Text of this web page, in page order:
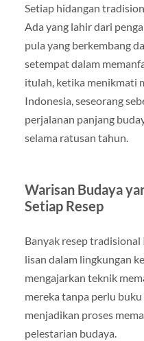
Setiap hidangan
Ada yang lahir dari
pula yang berkembang
setempat dalam
itulah, ketika menikmati
Indonesia, seseorang
perjalanan panjang
selama ratusan tahun.
Warisan Budaya
Setiap Resep
Banyak resep
lisan dalam lingkungan
mengajarkan teknik
mereka tanpa perlu
menjadikan proses
pelestarian budaya.